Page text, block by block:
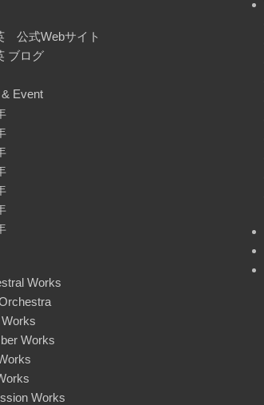
公式Webサイト
ブログ
Event
Works
Works
Works